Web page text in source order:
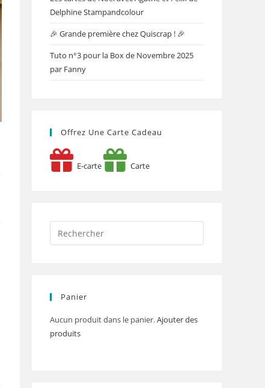
Delphine Stampandcolour
🎉 Grande première chez Quiscrap ! 🎉
Tuto n°3 pour la Box de Novembre 2025
par Fanny
Offrez Une Carte Cadeau
E-carte Carte
Panier
Aucun produit dans le panier.Ajouter des
produits